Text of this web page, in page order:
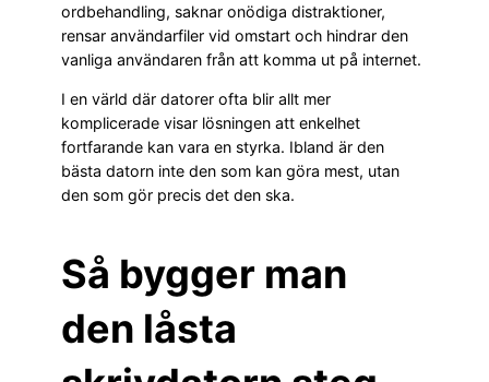
ordbehandling, saknar onödiga distraktioner,
rensar användarfiler vid omstart och hindrar den
vanliga användaren från att komma ut på internet.
I en värld där datorer ofta blir allt mer
komplicerade visar lösningen att enkelhet
fortfarande kan vara en styrka. Ibland är den
bästa datorn inte den som kan göra mest, utan
den som gör precis det den ska.
Så bygger man
den låsta